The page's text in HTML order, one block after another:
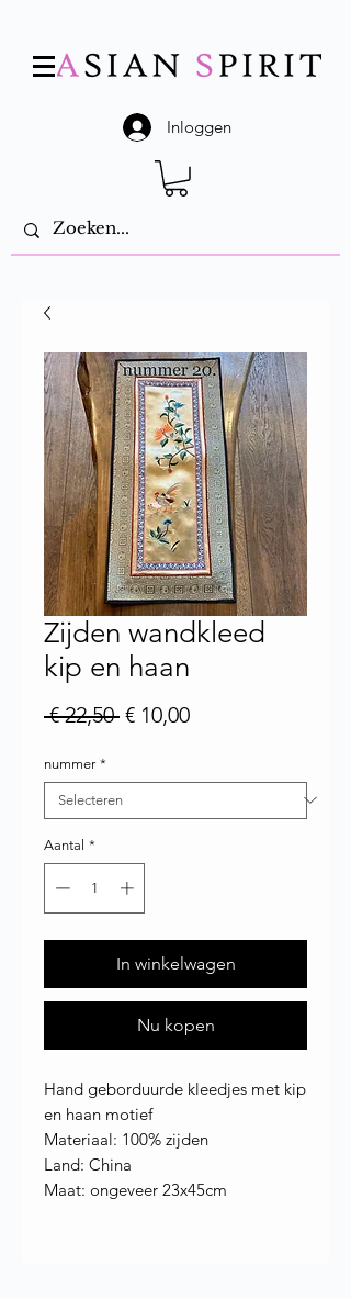
Inloggen
Zijden wandkleed
kip en haan
€ 22,50 Normale prijs
€ 10,00Verkoopprijs
nummer *
Aantal *
In winkelwagen
Nu kopen
Hand geborduurde kleedjes met kip
en haan motief
Materiaal: 100% zijden
Land: China
Maat: ongeveer 23x45cm